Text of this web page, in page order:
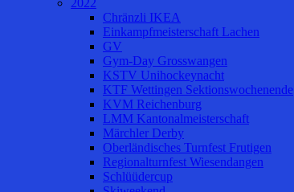
2022
Chränzli IKEA
Einkampfmeisterschaft Lachen
GV
Gym-Day Grosswangen
KSTV Unihockeynacht
KTF Wettingen Sektionswochenende
KVM Reichenburg
LMM Kantonalmeisterschaft
Märchler Derby
Oberländisches Turnfest Frutigen
Regionalturnfest Wiesendangen
Schlüüdercup